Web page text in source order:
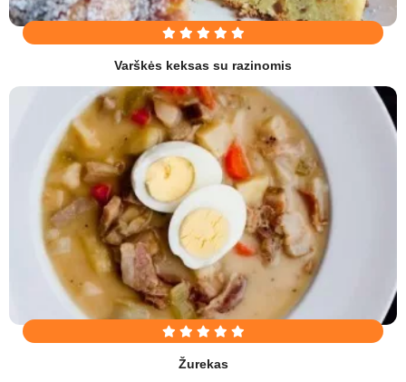
Varškės keksas su razinomis
Žurekas